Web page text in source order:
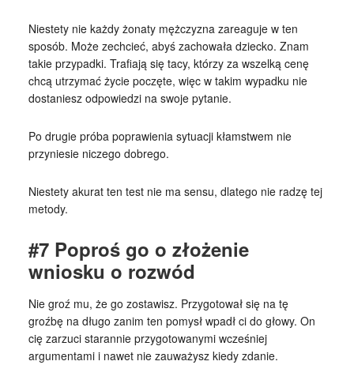
Niestety nie każdy żonaty mężczyzna zareaguje w ten
sposób. Może zechcieć, abyś zachowała dziecko. Znam
takie przypadki. Trafiają się tacy, którzy za wszelką cenę
chcą utrzymać życie poczęte, więc w takim wypadku nie
dostaniesz odpowiedzi na swoje pytanie.
Po drugie próba poprawienia sytuacji kłamstwem nie
przyniesie niczego dobrego.
Niestety akurat ten test nie ma sensu, dlatego nie radzę tej
metody.
#7 Poproś go o złożenie
wniosku o rozwód
Nie groź mu, że go zostawisz. Przygotował się na tę
groźbę na długo zanim ten pomysł wpadł ci do głowy. On
cię zarzuci starannie przygotowanymi wcześniej
argumentami i nawet nie zauważysz kiedy zdanie.